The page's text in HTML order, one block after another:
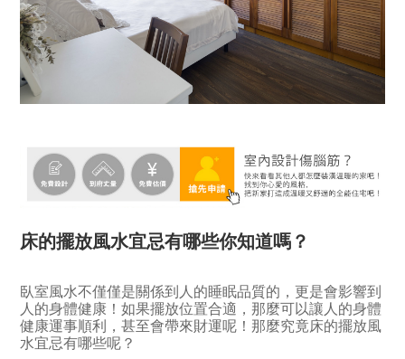
床的擺放風水宜忌有哪些你知道嗎？
臥室風水不僅僅是關係到人的睡眠品質的，更是會影響到
人的身體健康！如果擺放位置合適，那麼可以讓人的身體
健康運事順利，甚至會帶來財運呢！那麼究竟床的擺放風
水宜忌有哪些呢？